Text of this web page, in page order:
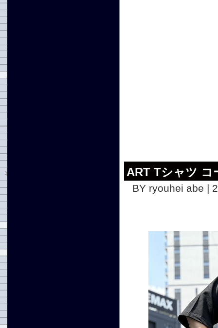
ART Tシャツ
BY ryouhei abe |